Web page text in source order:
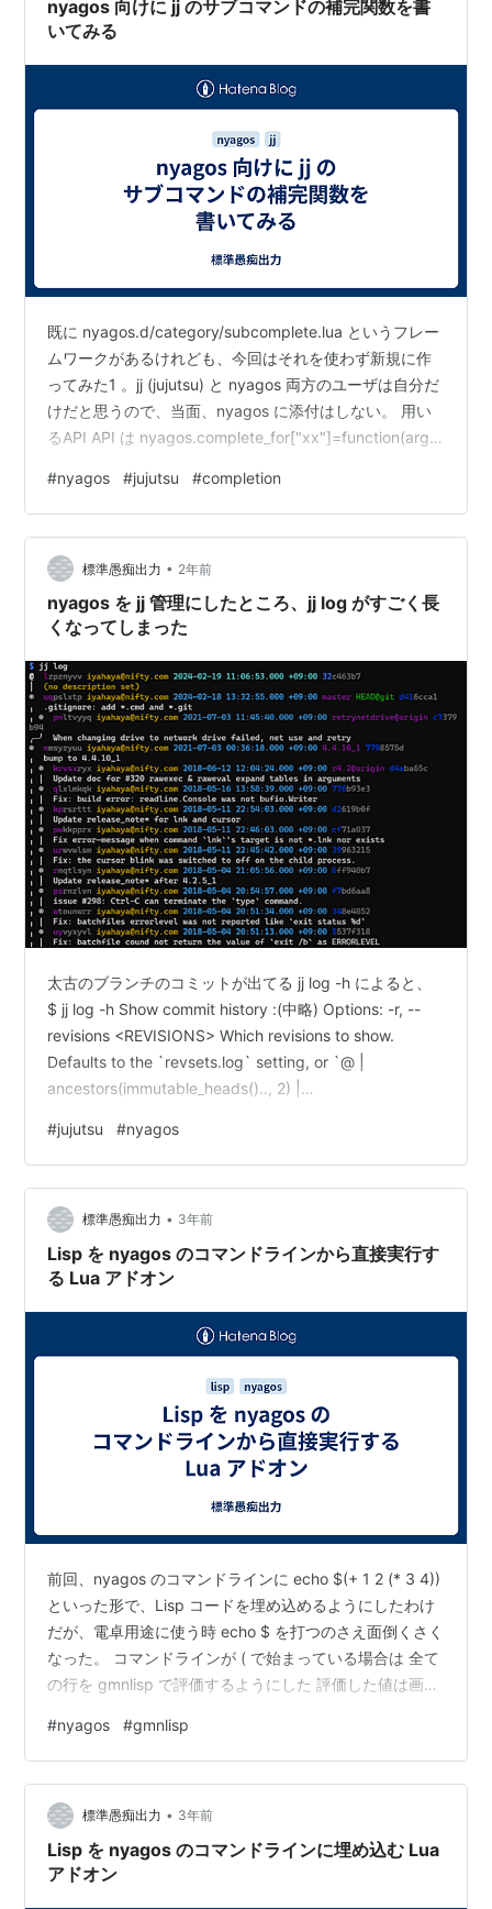
nyagos 向けに jj のサブコマンドの補完関数を書
いてみる
既に nyagos.d/category/subcomplete.lua というフレー
ムワークがあるけれども、今回はそれを使わず新規に作
ってみた1 。jj (jujutsu) と nyagos 両方のユーザは自分だ
けだと思うので、当面、nyagos に添付はしない。 用い
るAPI API は nyagos.complete_for["xx"]=function(args)
において TAB が押下されたタイミングで、その時点でカ
ーソルより左の単語全部が args として渡して呼び出され
る。この関数にて、補完候補をテーブルとして返…
#nyagos #jujutsu #completion
標準愚痴出力 • 2年前
nyagos を jj 管理にしたところ、jj log がすごく長
くなってしまった
太古のブランチのコミットが出てる jj log -h によると、
$ jj log -h Show commit history :(中略) Options: -r, --
revisions <REVISIONS> Which revisions to show.
Defaults to the `revsets.log` setting, or `@ |
ancestors(immutable_heads().., 2) |
のログ出力の範囲は @ | ancestors(immutable_…
#jujutsu #nyagos
標準愚痴出力 • 3年前
Lisp を nyagos のコマンドラインから直接実行す
る Lua アドオン
前回、nyagos のコマンドラインに echo $(+ 1 2 (* 3 4))
といった形で、Lisp コードを埋め込めるようにしたわけ
だが、電卓用途に使う時 echo $ を打つのさえ面倒くさく
なった。 コマンドラインが ( で始まっている場合は 全て
の行を gmnlisp で評価するようにした 評価した値は画面
るだけ) という形ににしてみた。 gmnlisp_.lua if not
nyagos then print("This is a script for nyagos not
lua.exe") os.exit() end s…
#nyagos #gmnlisp
標準愚痴出力 • 3年前
Lisp を nyagos のコマンドラインに埋め込む Lua
アドオン